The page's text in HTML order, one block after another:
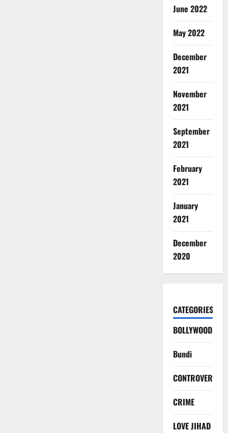
June 2022
May 2022
December
2021
November
2021
September
2021
February
2021
January
2021
December
2020
CATEGORIES
BOLLYWOOD
Bundi
CONTROVERSY
CRIME
LOVE JIHAD